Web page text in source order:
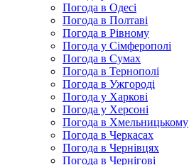
Погода в Одесі
Погода в Полтаві
Погода в Рівному
Погода у Сімферополі
Погода в Сумах
Погода в Тернополі
Погода в Ужгороді
Погода у Харкові
Погода у Херсоні
Погода в Хмельницькому
Погода в Черкасах
Погода в Чернівцях
Погода в Чернігові